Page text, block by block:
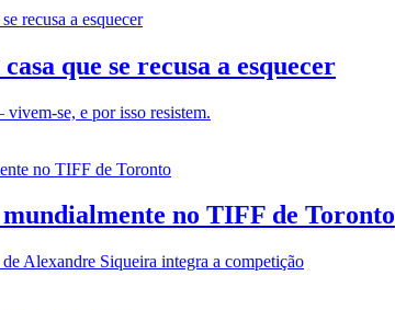
que se recusa a esquecer
se, e por isso resistem.
no TIFF de Toronto
Alexandre Siqueira integra a competição